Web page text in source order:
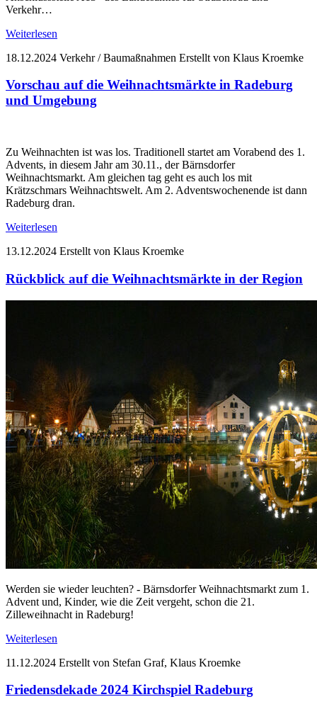
Verkehr…
Weiterlesen
18.12.2024 Verkehr / Baumaßnahmen Erstellt von Klaus Kroemke
Vorschau auf die Weihnachtsmärkte in Radeburg
und Umgebung
Zu Weihnachten ist was los. Traditionell startet am Vorabend des 1.
Advents, in diesem Jahr am 30.11., der Bärnsdorfer
Weihnachtsmarkt. Am gleichen tag geht es auch los mit
Krätzschmars Weihnachtswelt. Am 2. Adventswochenende ist dann
Radeburg dran.
Weiterlesen
13.12.2024 Erstellt von Klaus Kroemke
Rückblick auf die Weihnachtsmärkte in der Region
Werden sie wieder leuchten? - Bärnsdorfer Weihnachtsmarkt zum 1.
Advent und, Kinder, wie die Zeit vergeht, schon die 21.
Zilleweihnacht in Radeburg!
Weiterlesen
11.12.2024 Erstellt von Stefan Graf, Klaus Kroemke
Friedensdekade 2024 Kirchspiel Radeburg